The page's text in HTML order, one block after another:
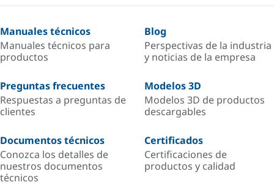
Manuales técnicos
Manuales técnicos para
productos
Blog
Perspectivas de la industria
y noticias de la empresa
Preguntas frecuentes
Respuestas a preguntas de
clientes
Modelos 3D
Modelos 3D de productos
descargables
Documentos técnicos
Conozca los detalles de
nuestros documentos
técnicos
Certificados
Certificaciones de
productos y calidad